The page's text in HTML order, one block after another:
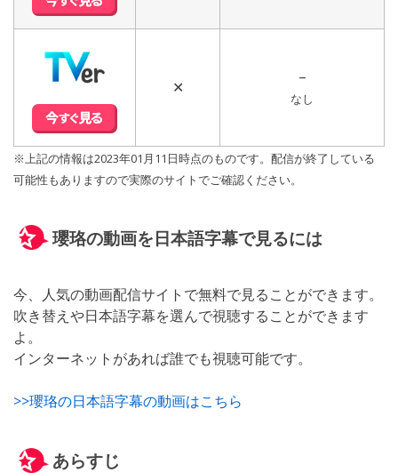
✕
–
なし
※上記の情報は2023年01月11日時点のものです。配信が終了している
可能性もありますので実際のサイトでご確認ください。
瓔珞の動画を日本語字幕で見るには
今、人気の動画配信サイトで無料で見ることができます。
吹き替えや日本語字幕を選んで視聴することができます
よ。
インターネットがあれば誰でも視聴可能です。
>>瓔珞の日本語字幕の動画はこちら
あらすじ